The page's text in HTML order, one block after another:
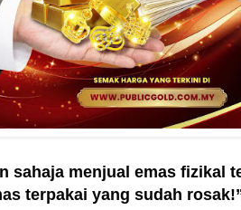
sahaja menjual emas fizikal
terpakai yang sudah